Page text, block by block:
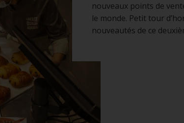
nouveaux points de
le monde. Petit tour
nouveautés de ce